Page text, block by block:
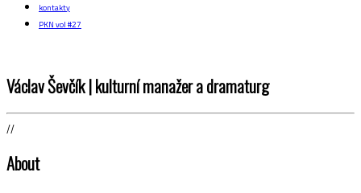
kontakty
PKN vol #27
Václav Ševčík | kulturní manažer a dramaturg
//
About